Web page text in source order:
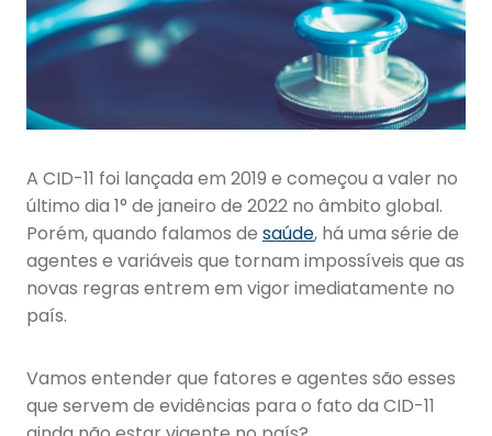
A CID-11 foi lançada em 2019 e começou a valer no
último dia 1° de janeiro de 2022 no âmbito global.
Porém, quando falamos de saúde, há uma série de
agentes e variáveis que tornam impossíveis que as
novas regras entrem em vigor imediatamente no
país.
Vamos entender que fatores e agentes são esses
que servem de evidências para o fato da CID-11